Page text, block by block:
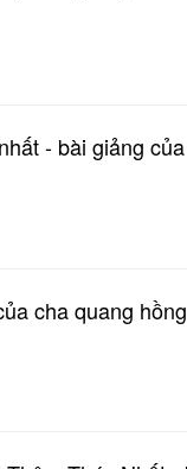
- bài giảng
cha quang hồng